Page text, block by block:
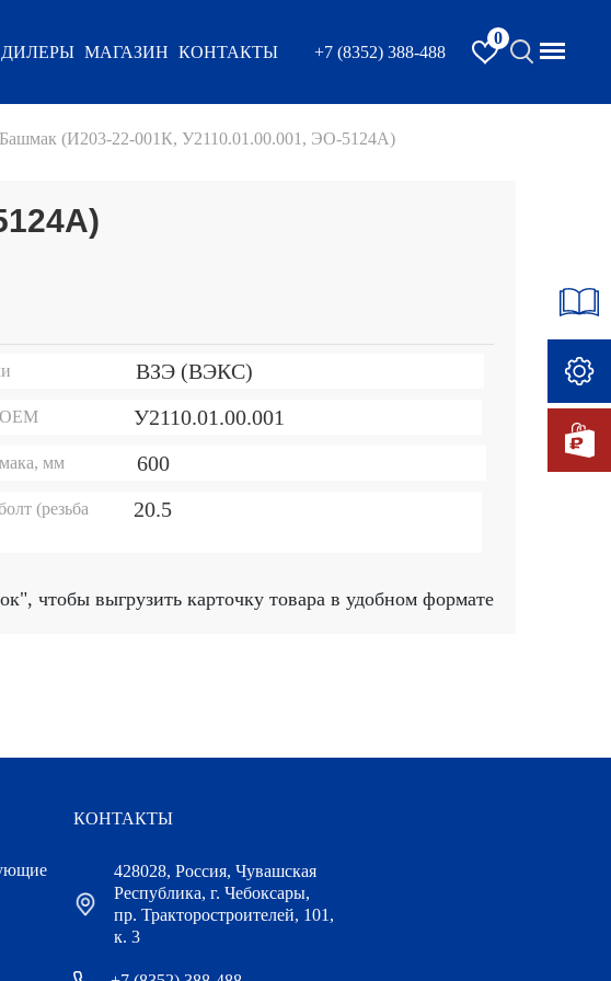
ДИЛЕРЫ МАГАЗИН КОНТАКТЫ +7 (8352) 388-488
0
Башмак (И203-22-001К, У2110.01.00.001, ЭО-5124А)
ВЗЭ (ВЭКС)
ОЕМ У2110.01.00.001
мм 600
(резьба
20.5
, чтобы выгрузить карточку товара в удобном формате
КОНТАКТЫ
428028, Россия, Чувашская
Республика, г. Чебоксары,
пр. Тракторостроителей, 101,
к. 3